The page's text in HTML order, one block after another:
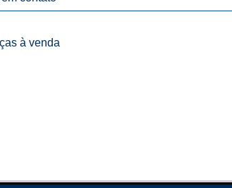
à venda